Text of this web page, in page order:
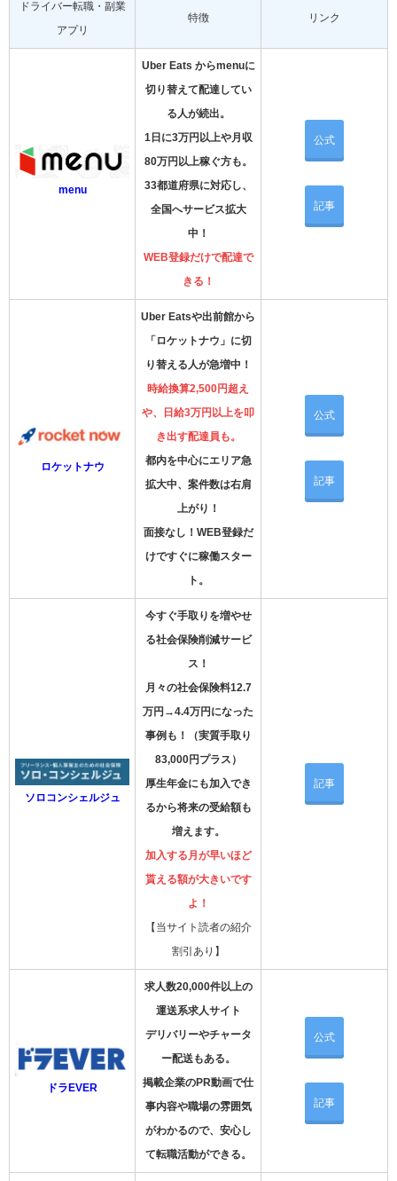
ドライバー転職・副業
アプリ
特徴 リンク
menu
Uber Eats からmenuに
切り替えて配達してい
る人が続出。
1日に3万円以上や月収
80万円以上稼ぐ方も。
33都道府県に対応し、
全国へサービス拡大
中！
WEB登録だけで配達で
きる！
公式
記事
ロケットナウ
Uber Eatsや出前館から
「ロケットナウ」に切
り替える人が急増中！
時給換算2,500円超え
や、日給3万円以上を叩
き出す配達員も。
都内を中心にエリア急
拡大中、案件数は右肩
上がり！
面接なし！WEB登録だ
けですぐに稼働スター
ト。
公式
記事
ソロコンシェルジュ
今すぐ手取りを増やせ
る社会保険削減サービ
ス！
月々の社会保険料12.7
万円→4.4万円になった
事例も！（実質手取り
83,000円プラス）
厚生年金にも加入でき
るから将来の受給額も
増えます。
加入する月が早いほど
貰える額が大きいです
よ！
【当サイト読者の紹介
割引あり】
記事
ドラEVER
求人数20,000件以上の
運送系求人サイト
デリバリーやチャータ
ー配送もある。
掲載企業のPR動画で仕
事内容や職場の雰囲気
がわかるので、安心し
て転職活動ができる。
公式
記事